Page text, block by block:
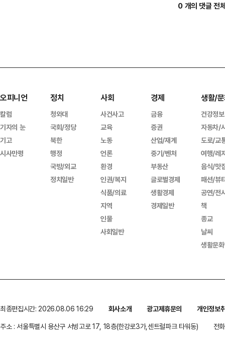
0 개의 댓글 전
오피니언
칼럼
기자의 눈
기고
시사만평
정치
청와대
국회/정당
북한
행정
국방/외교
정치일반
사회
사건사고
교육
노동
언론
환경
인권/복지
식품/의료
지역
인물
사회일반
경제
금융
증권
산업/재계
중기/벤처
부동산
글로벌경제
생활경제
경제일반
생활/
건강정보
자동차/
도로/교
여행/레
음식/맛
패션/뷰
공연/전
책
종교
날씨
생활문
최종편집시간: 2026.08.06 16:29 회사소개 광고제휴문의
개인정보
주소 : 서울특별시 용산구 서빙고로 17, 18층(한강로3가,센트럴파크 타워동)
전